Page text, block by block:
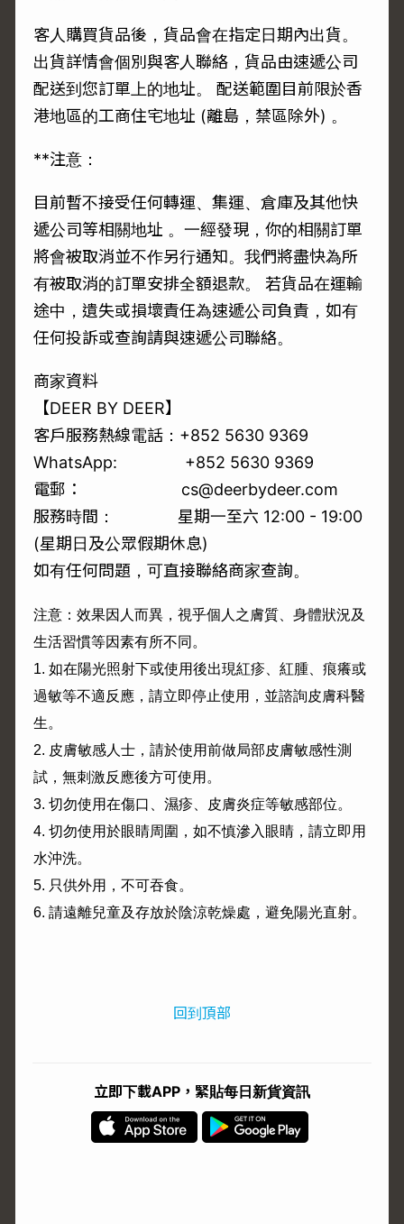
客人購買貨品後，貨品會在指定日期內出貨。
出貨詳情會個別與客人聯絡，貨品由速遞公司
配送到您訂單上的地址。 配送範圍目前限於香
港地區的工商住宅地址 (離島，禁區除外) 。
**注意：
目前暫不接受任何轉運、集運、倉庫及其他快
遞公司等相關地址 。一經發現，你的相關訂單
將會被取消並不作另行通知。我們將盡快為所
有被取消的訂單安排全額退款。 若貨品在運輸
途中，遺失或損壞責任為速遞公司負責，如有
任何投訴或查詢請與速遞公司聯絡。
商家資料
【DEER BY DEER】
客戶服務熱線電話：+852 5630 9369
WhatsApp: +852 5630 9369
電郵： cs@deerbydeer.com
服務時間： 星期一至六 12:00 - 19:00
(星期日及公眾假期休息)
如有任何問題，可直接聯絡商家查詢。
注意：效果因人而異，視乎個人之膚質、身體狀況及
生活習慣等因素有所不同。
1. 如在陽光照射下或使用後出現紅疹、紅腫、痕癢或
過敏等不適反應，請立即停止使用，並諮詢皮膚科醫
生。
2. 皮膚敏感人士，請於使用前做局部皮膚敏感性測
試，無刺激反應後方可使用。
3. 切勿使用在傷口、濕疹、皮膚炎症等敏感部位。
4. 切勿使用於眼睛周圍，如不慎滲入眼睛，請立即用
水沖洗。
5. 只供外用，不可吞食。
6. 請遠離兒童及存放於陰涼乾燥處，避免陽光直射。
回到頂部
立即下載APP，緊貼每日新貨資訊